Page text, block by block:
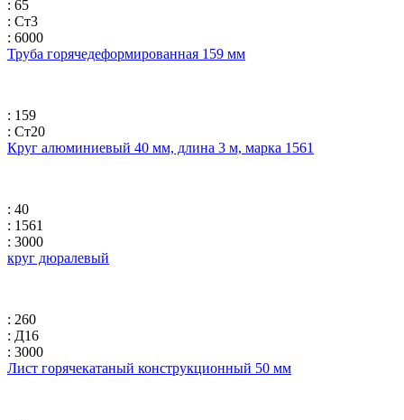
: 65
: Ст3
: 6000
Труба горячедеформированная 159 мм
: 159
: Ст20
Круг алюминиевый 40 мм, длина 3 м, марка 1561
: 40
: 1561
: 3000
круг дюралевый
: 260
: Д16
: 3000
Лист горячекатаный конструкционный 50 мм